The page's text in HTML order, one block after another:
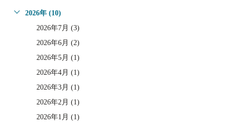
2026年 (10)
2026年7月 (3)
2026年6月 (2)
2026年5月 (1)
2026年4月 (1)
2026年3月 (1)
2026年2月 (1)
2026年1月 (1)